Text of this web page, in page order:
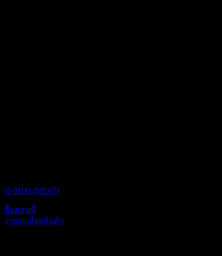
i3-9100 (NEXT)
ซื้อตอนนี้
รายละเอียดสินค้า